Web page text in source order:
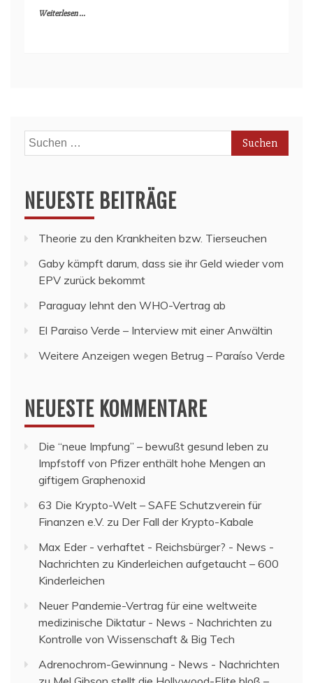
Weiterlesen ...
Suchen
nach:
NEUESTE BEITRÄGE
Theorie zu den Krankheiten bzw. Tierseuchen
Gaby kämpft darum, dass sie ihr Geld wieder vom
EPV zurück bekommt
Paraguay lehnt den WHO-Vertrag ab
El Paraiso Verde – Interview mit einer Anwältin
Weitere Anzeigen wegen Betrug – Paraíso Verde
NEUESTE KOMMENTARE
Die “neue Impfung” – bewußt gesund leben zu
Impfstoff von Pfizer enthält hohe Mengen an
giftigem Graphenoxid
63 Die Krypto-Welt – SAFE Schutzverein für
Finanzen e.V. zu Der Fall der Krypto-Kabale
Max Eder - verhaftet - Reichsbürger? - News -
Nachrichten zu Kinderleichen aufgetaucht – 600
Kinderleichen
Neuer Pandemie-Vertrag für eine weltweite
medizinische Diktatur - News - Nachrichten zu
Kontrolle von Wissenschaft & Big Tech
Adrenochrom-Gewinnung - News - Nachrichten